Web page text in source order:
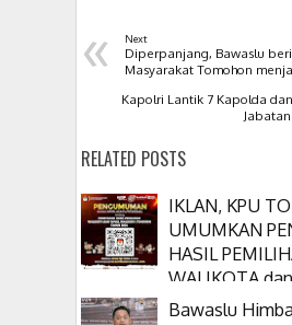
« Next
Diperpanjang, Bawaslu
Masyarakat Tomohon
Kapolri Lantik 7 Kapolda
RELATED POSTS
IKLAN, KPU
UMUMKAN
HASIL
WALIKOTA
WALIKOTA
Bawaslu